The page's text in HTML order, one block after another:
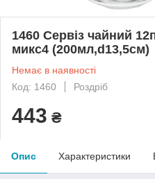
1460 Сервіз чайний
микс4 (200мл,d13,5см)
Немає в наявності
Код: 1460
Роздріб
443 ₴
Опис Характеристики